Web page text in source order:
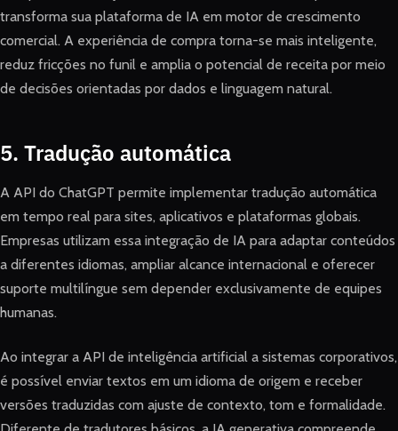
transforma sua plataforma de IA em motor de crescimento
comercial. A experiência de compra torna-se mais inteligente,
reduz fricções no funil e amplia o potencial de receita por meio
de decisões orientadas por dados e linguagem natural.
5. Tradução automática
A API do ChatGPT permite implementar tradução automática
em tempo real para sites, aplicativos e plataformas globais.
Empresas utilizam essa integração de IA para adaptar conteúdos
a diferentes idiomas, ampliar alcance internacional e oferecer
suporte multilíngue sem depender exclusivamente de equipes
humanas.
Ao integrar a API de inteligência artificial a sistemas corporativos,
é possível enviar textos em um idioma de origem e receber
versões traduzidas com ajuste de contexto, tom e formalidade.